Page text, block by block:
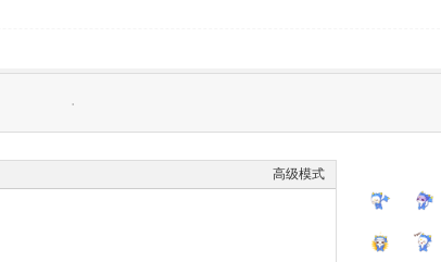
高级模式